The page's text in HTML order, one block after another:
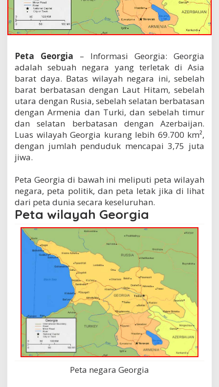
Peta Georgia – Informasi Georgia: Georgia
adalah sebuah negara yang terletak di Asia
barat daya. Batas wilayah negara ini, sebelah
barat berbatasan dengan Laut Hitam, sebelah
utara dengan Rusia, sebelah selatan berbatasan
dengan Armenia dan Turki, dan sebelah timur
dan selatan berbatasan dengan Azerbaijan.
Luas wilayah Georgia kurang lebih 69.700 km²,
dengan jumlah penduduk mencapai 3,75 juta
jiwa.
Peta Georgia di bawah ini meliputi peta wilayah
negara, peta politik, dan peta letak jika di lihat
dari peta dunia secara keseluruhan.
Peta wilayah Georgia
Peta negara Georgia